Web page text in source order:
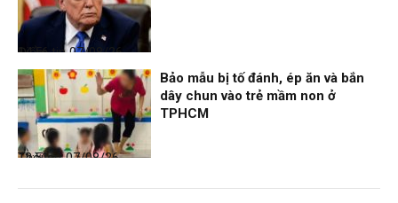
Điểm tin
07/08/26, 14:56
Thời sự
07/08/26, 12:51
Bảo mẫu bị tố đánh, ép ăn và bắn
dây chun vào trẻ mầm non ở
TPHCM